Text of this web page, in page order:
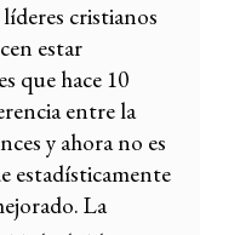
cristianos
estar
que hace 10
entre la
y ahora no es
estadísticamente
La